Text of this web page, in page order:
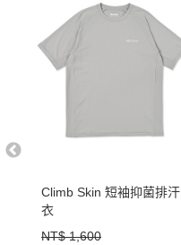
Climb Skin 短袖抑菌排汗
衣
NT$ 1,600